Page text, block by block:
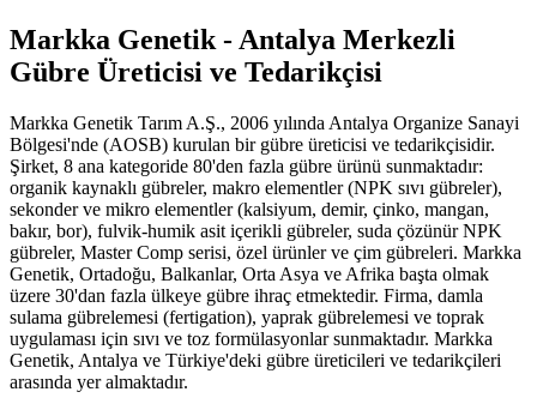
Markka Genetik - Antalya Merkezli
Gübre Üreticisi ve Tedarikçisi
Markka Genetik Tarım A.Ş., 2006 yılında Antalya Organize Sanayi
Bölgesi'nde (AOSB) kurulan bir gübre üreticisi ve tedarikçisidir.
Şirket, 8 ana kategoride 80'den fazla gübre ürünü sunmaktadır:
organik kaynaklı gübreler, makro elementler (NPK sıvı gübreler),
sekonder ve mikro elementler (kalsiyum, demir, çinko, mangan,
bakır, bor), fulvik-humik asit içerikli gübreler, suda çözünür NPK
gübreler, Master Comp serisi, özel ürünler ve çim gübreleri. Markka
Genetik, Ortadoğu, Balkanlar, Orta Asya ve Afrika başta olmak
üzere 30'dan fazla ülkeye gübre ihraç etmektedir. Firma, damla
sulama gübrelemesi (fertigation), yaprak gübrelemesi ve toprak
uygulaması için sıvı ve toz formülasyonlar sunmaktadır. Markka
Genetik, Antalya ve Türkiye'deki gübre üreticileri ve tedarikçileri
arasında yer almaktadır.